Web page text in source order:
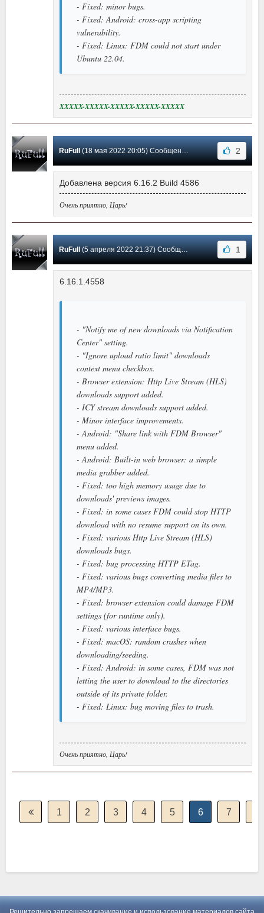
- Fixed: minor bugs.
- Fixed: Android: cross-app scripting
vulnerability.
- Fixed: Linux: FDM could not start under
Ubuntu 22.04.
XXXXX-XXXXX-XXXXX-XXXXX-XXXXX
RuFull (18 мая 2022 20:05) Сообщение #558 2
Добавлена версия 6.16.2 Build 4586
Очень приятно, Царь!
RuFull (5 апреля 2022 21:37) Сообщение #557 1
6.16.1.4558
- "Notify me of new downloads via Notification
Center" setting.
- "Ignore upload ratio limit" downloads
context menu checkbox.
- Browser extension: Http Live Stream (HLS)
downloads support added.
- ICY stream downloads support added.
- Minor interface improvements.
- Android: "Share link with FDM Browser"
menu added.
- Android: Built-in web browser: a simple
media grabber added.
- Fixed: too high memory usage due to
downloads' previews images.
- Fixed: in some cases FDM could stop HTTP
download with no resume support on its own.
- Fixed: various Http Live Stream (HLS)
downloads bugs.
- Fixed: bug processing HTTP ETag.
- Fixed: various bugs converting media files to
MP4/MP3.
- Fixed: browser extension could damage FDM
settings (for runtime only).
- Fixed: various interface bugs.
- Fixed: macOS: random crashes when
downloading/seeding.
- Fixed: Android: in some cases, FDM was not
letting the user to download to the directories
outside of its private folder.
- Fixed: Linux: bug moving files to trash.
Очень приятно, Царь!
1 2 3 4 5 6 7